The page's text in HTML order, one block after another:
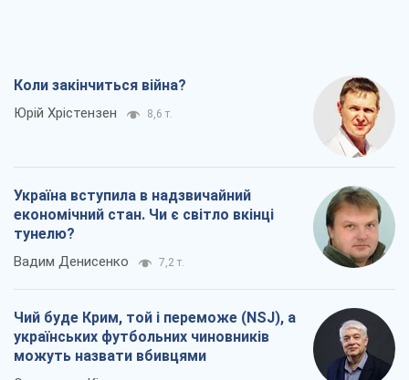
Коли закінчиться війна?
Юрій Хрістензен 8,6 т.
Україна вступила в надзвичайний
економічний стан. Чи є світло вкінці
тунелю?
Вадим Денисенко 7,2 т.
Чий буде Крим, той і переможе (NSJ), а
українських футбольних чиновників
можуть назвати вбивцями